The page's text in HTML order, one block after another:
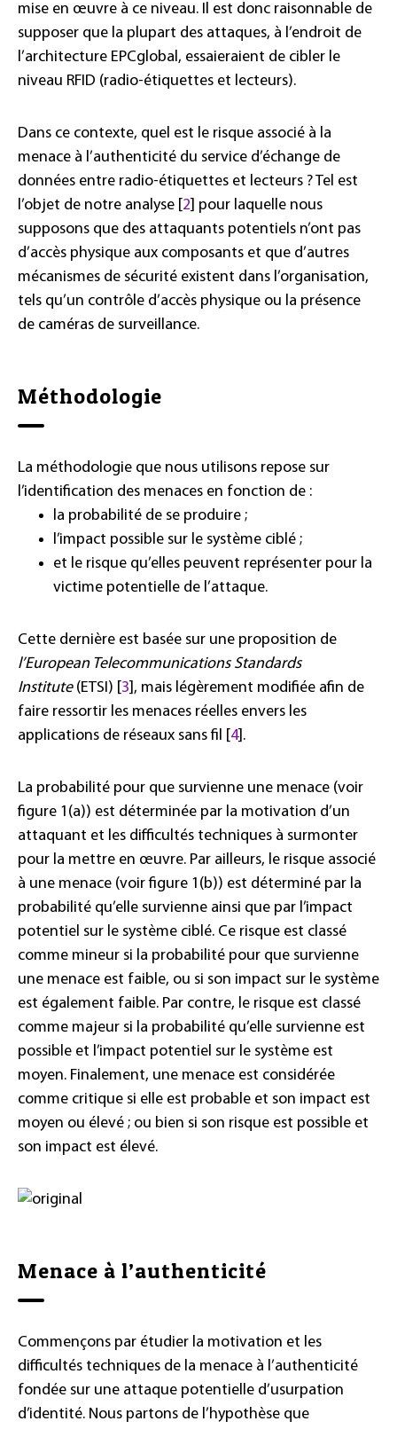
mise en œuvre à ce niveau. Il est donc raisonnable de
supposer que la plupart des attaques, à l’endroit de
l’architecture EPCglobal, essaieraient de cibler le
niveau RFID (radio-étiquettes et lecteurs).
Dans ce contexte, quel est le risque associé à la
menace à l’authenticité du service d’échange de
données entre radio-étiquettes et lecteurs ? Tel est
l’objet de notre analyse [2] pour laquelle nous
supposons que des attaquants potentiels n’ont pas
d’accès physique aux composants et que d’autres
mécanismes de sécurité existent dans l’organisation,
tels qu’un contrôle d’accès physique ou la présence
de caméras de surveillance.
Méthodologie
La méthodologie que nous utilisons repose sur
l’identification des menaces en fonction de :
la probabilité de se produire ;
l’impact possible sur le système ciblé ;
et le risque qu’elles peuvent représenter pour la
victime potentielle de l’attaque.
Cette dernière est basée sur une proposition de
l’European Telecommunications Standards
Institute(ETSI) [3], mais légèrement modifiée afin de
faire ressortir les menaces réelles envers les
applications de réseaux sans fil [4].
La probabilité pour que survienne une menace (voir
figure 1(a)) est déterminée par la motivation d’un
attaquant et les difficultés techniques à surmonter
pour la mettre en œuvre. Par ailleurs, le risque associé
à une menace (voir figure 1(b)) est déterminé par la
probabilité qu’elle survienne ainsi que par l’impact
potentiel sur le système ciblé. Ce risque est classé
comme mineur si la probabilité pour que survienne
une menace est faible, ou si son impact sur le système
est également faible. Par contre, le risque est classé
comme majeur si la probabilité qu’elle survienne est
possible et l’impact potentiel sur le système est
moyen. Finalement, une menace est considérée
comme critique si elle est probable et son impact est
moyen ou élevé ; ou bien si son risque est possible et
son impact est élevé.
Menace à l’authenticité
Commençons par étudier la motivation et les
difficultés techniques de la menace à l’authenticité
fondée sur une attaque potentielle d’usurpation
d’identité. Nous partons de l’hypothèse que